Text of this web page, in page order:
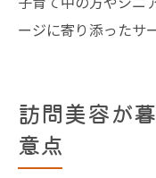
ージに寄り添ったサ
訪問美容が
意点